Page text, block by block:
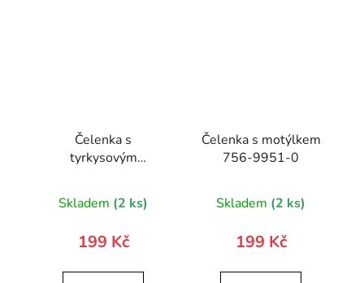
Čelenka s
tyrkysovým
Skladem (2 ks)
199 Kč
Čelenka s motýlkem
756-9951-0
Skladem (2 ks)
199 Kč